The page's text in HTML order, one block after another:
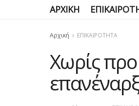
ΑΡΧΙΚΗ
Αρχική ΕΠΙΚΑΙΡΟΤΗΤΑ
Χωρίς